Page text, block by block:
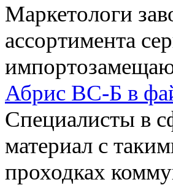
Маркетологи
ассортимента
Абрис ВС-Б в
Специалисты в
материал с
проходках